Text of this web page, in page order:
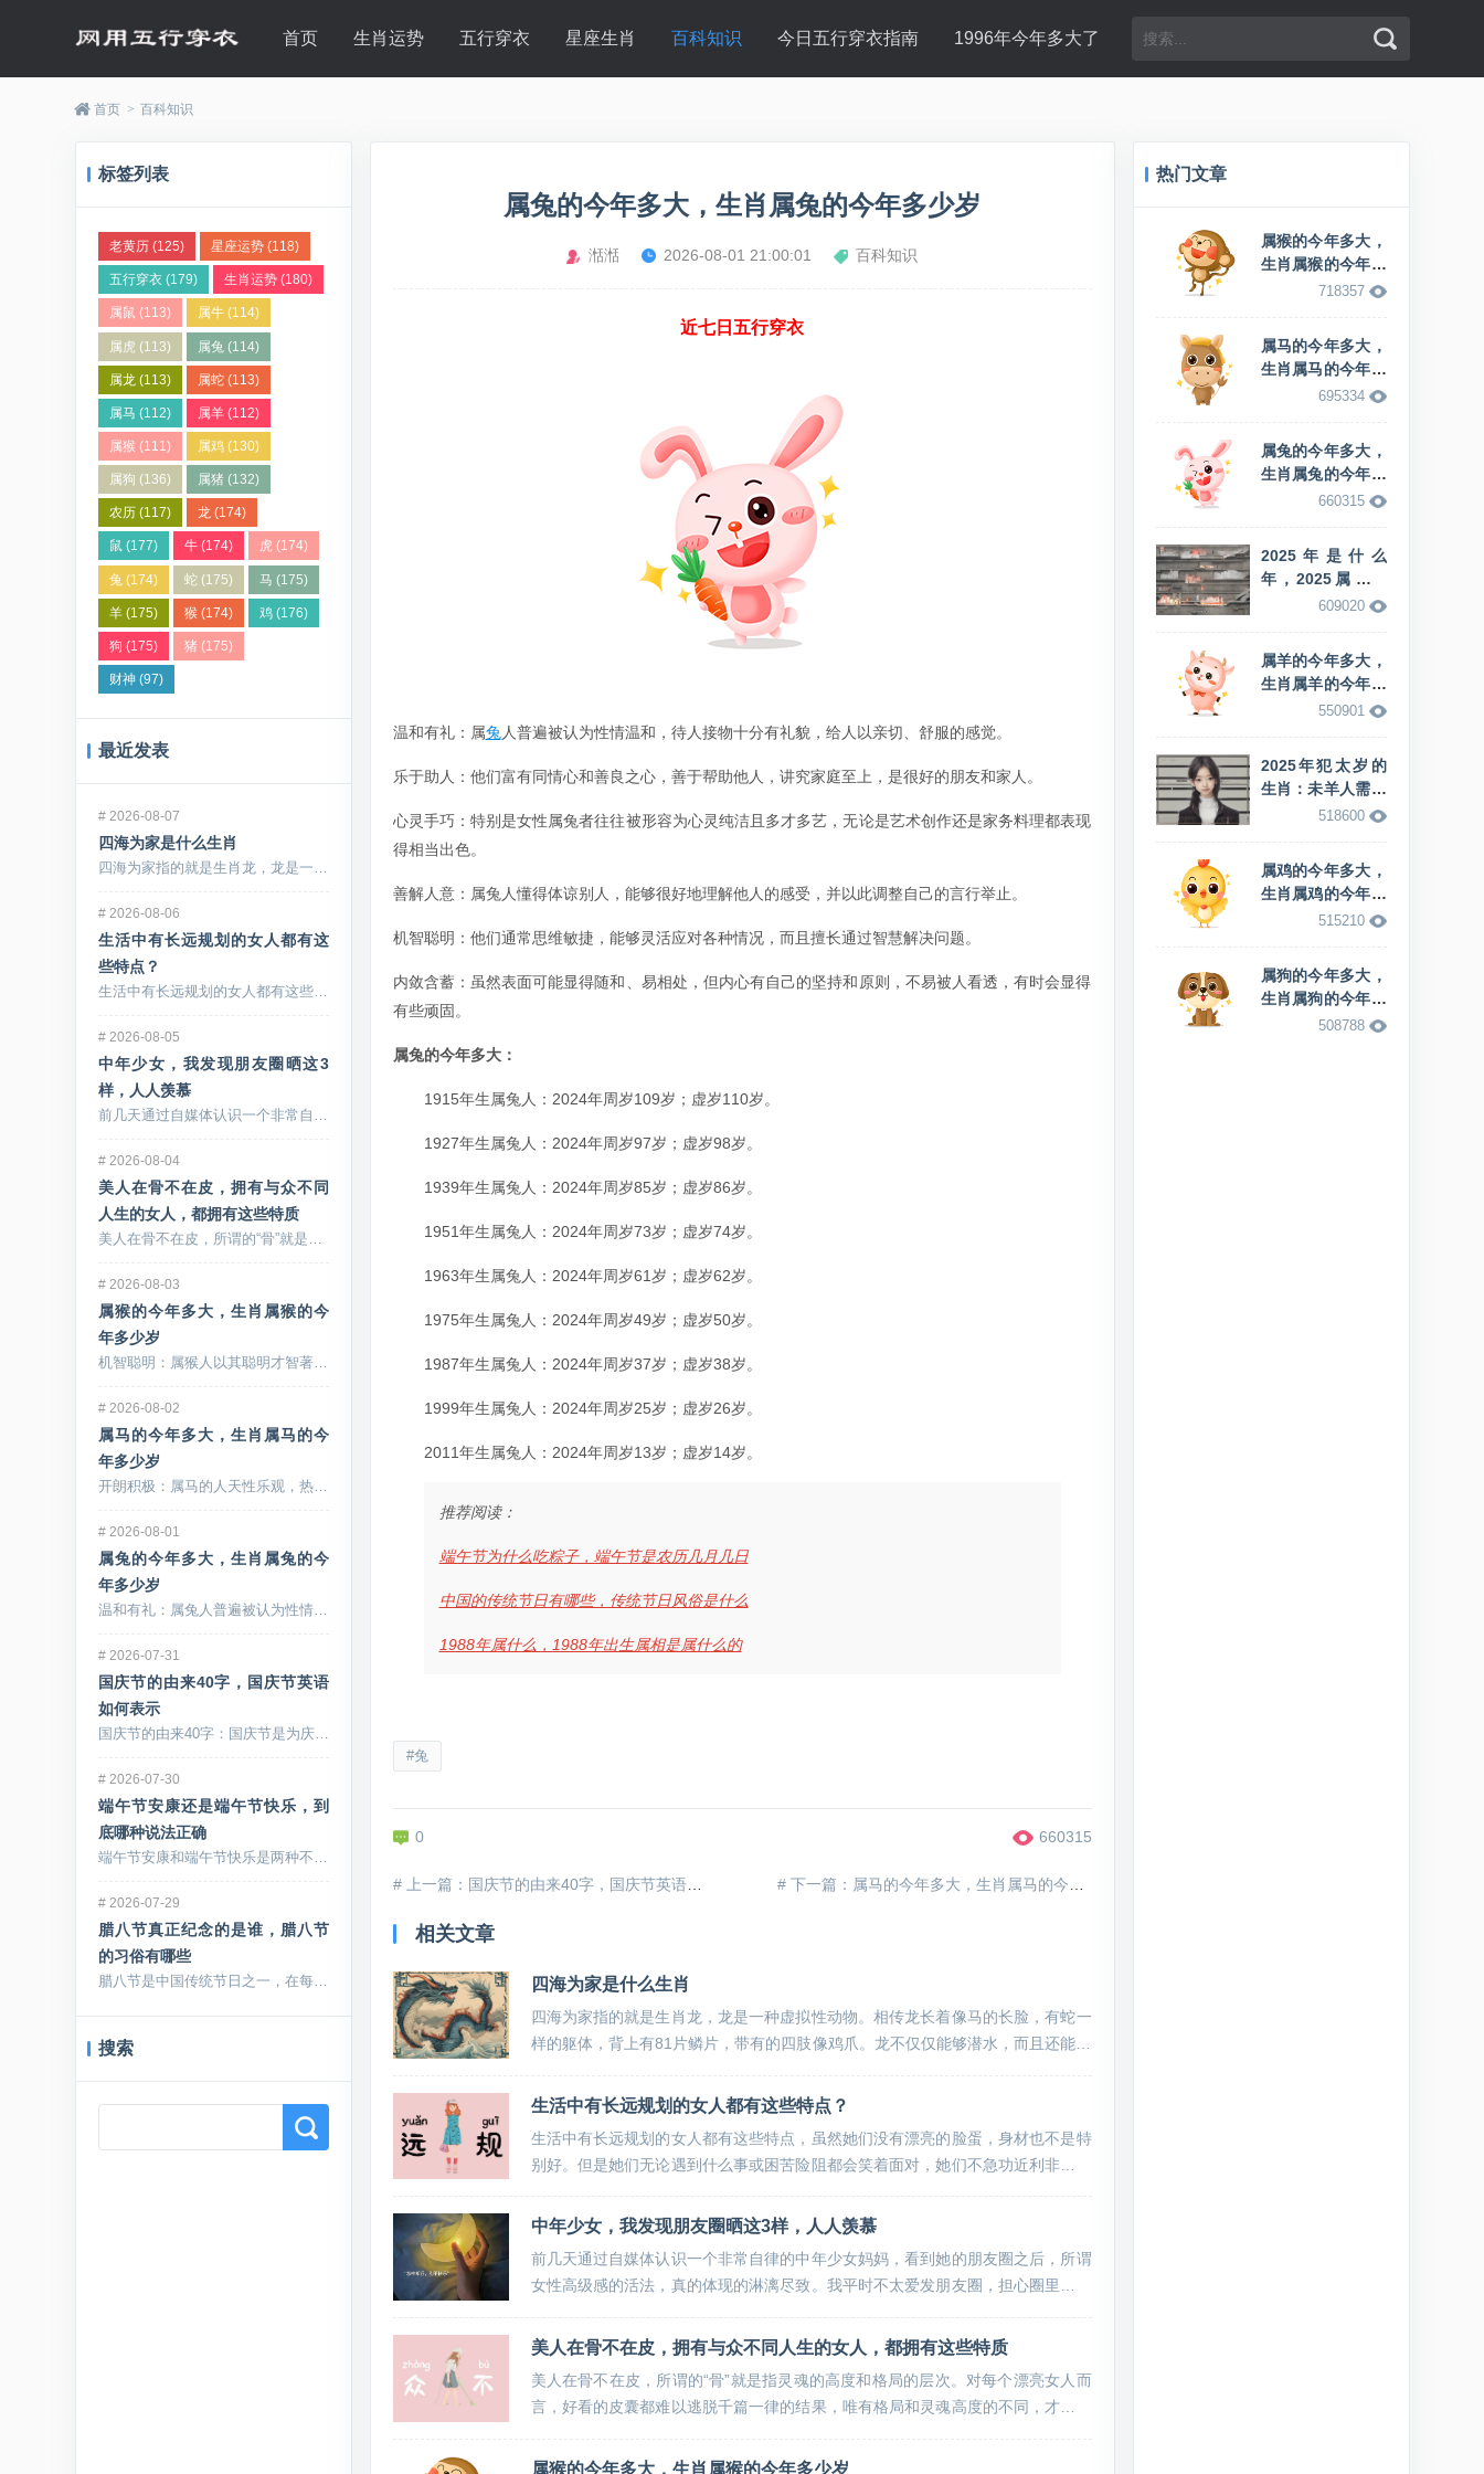
首页 生肖运势 五行穿衣 星座生肖 百科知识 今日五行穿衣指南 1996年今年多大了
首页 > 百科知识
标签列表
老黄历(125) 星座运势(118)
五行穿衣(179) 生肖运势(180)
属鼠(113) 属牛(114)
属虎 (113) 属兔 (114)
属龙(113) 属蛇(113)
属马 (112) 属羊(112)
属猴 (111) 属鸡(130)
属狗 (136) 属猪(132)
农历(117) 龙(174)
鼠(177) 牛(174) 虎(174)
兔 (174) 蛇(175) 马 (175)
羊(175) 猴(174) 鸡(176)
狗 (175) 猪(175)
财神(97)
最近发表
# 2026-08-07
四海为家是什么生肖
四海为家指的就是生肖龙，龙是一种虚拟性动物。相传龙...
# 2026-08-06
生活中有长远规划的女人都有这
些特点？
生活中有长远规划的女人都有这些特点，虽然她们没有漂...
# 2026-08-05
中年少女，我发现朋友圈晒这3
样，人人羡慕
前几天通过自媒体认识一个非常自律的中年少女妈妈，看...
# 2026-08-04
美人在骨不在皮，拥有与众不同
人生的女人，都拥有这些特质
美人在骨不在皮，所谓的“骨”就是指灵魂的高度和格局...
# 2026-08-03
属猴的今年多大，生肖属猴的今
年多少岁
机智聪明：属猴人以其聪明才智著称，善于思考和解决问...
# 2026-08-02
属马的今年多大，生肖属马的今
年多少岁
开朗积极：属马的人天性乐观，热情洋溢，他们对待生活...
# 2026-08-01
属兔的今年多大，生肖属兔的今
年多少岁
温和有礼：属兔人普遍被认为性情温和，待人接物十分有...
# 2026-07-31
国庆节的由来40字，国庆节英语
如何表示
国庆节的由来40字：国庆节是为庆祝中华人民共和国的...
# 2026-07-30
端午节安康还是端午节快乐，到
底哪种说法正确
端午节安康和端午节快乐是两种不同的祝福词语，传递着...
# 2026-07-29
腊八节真正纪念的是谁，腊八节
的习俗有哪些
腊八节是中国传统节日之一，在每年农历腊月初八庆祝。...
搜索
属兔的今年多大，生肖属兔的今年多少岁
湉湉 2026-08-01 21:00:01 百科知识
近七日五行穿衣
温和有礼：属兔 人普遍被认为性情温和，待人接物十分有礼貌，给人以亲切、舒服的感觉。
乐于助人：他们富有同情心和善良之心，善于帮助他人，讲究家庭至上，是很好的朋友和家人。
心灵手巧：特别是女性属兔者往往被形容为心灵纯洁且多才多艺，无论是艺术创作还是家务料理都表现
得相当出色。
善解人意：属兔人懂得体谅别人，能够很好地理解他人的感受，并以此调整自己的言行举止。
机智聪明：他们通常思维敏捷，能够灵活应对各种情况，而且擅长通过智慧解决问题。
内敛含蓄：虽然表面可能显得随和、易相处，但内心有自己的坚持和原则，不易被人看透，有时会显得
有些顽固。
属兔的今年多大：
1915年生属兔人：2024年周岁109岁；虚岁110岁。
1927年生属兔人：2024年周岁97岁；虚岁98岁。
1939年生属兔人：2024年周岁85岁；虚岁86岁。
1951年生属兔人：2024年周岁73岁；虚岁74岁。
1963年生属兔人：2024年周岁61岁；虚岁62岁。
1975年生属兔人：2024年周岁49岁；虚岁50岁。
1987年生属兔人：2024年周岁37岁；虚岁38岁。
1999年生属兔人：2024年周岁25岁；虚岁26岁。
2011年生属兔人：2024年周岁13岁；虚岁14岁。
推荐阅读：
端午节为什么吃粽子，端午节是农历几月几日
中国的传统节日有哪些，传统节日风俗是什么
1988年属什么，1988年出生属相是属什么的
#兔
0 660315
# 上一篇：国庆节的由来40字，国庆节英语如何表示
相关文章
四海为家是什么生肖
四海为家指的就是生肖龙，龙是一种虚拟性动物。相传龙长着像马的长脸，有蛇一
样的躯体，背上有81片鳞片，带有的四肢像鸡爪。龙不仅仅能够潜水，而且还能在
生活中有长远规划的女人都有这些特点？
生活中有长远规划的女人都有这些特点，虽然她们没有漂亮的脸蛋，身材也不是特
别好。但是她们无论遇到什么事或困苦险阻都会笑着面对，她们不急功近利非常的
中年少女，我发现朋友圈晒这3样，人人羡慕
前几天通过自媒体认识一个非常自律的中年少女妈妈，看到她的朋友圈之后，所谓
女性高级感的活法，真的体现的淋漓尽致。我平时不太爱发朋友圈，担心圈里的亲
美人在骨不在皮，拥有与众不同人生的女人，都拥有这些特质
美人在骨不在皮，所谓的“骨”就是指灵魂的高度和格局的层次。对每个漂亮女人而
言，好看的皮囊都难以逃脱千篇一律的结果，唯有格局和灵魂高度的不同，才能让
属猴的今年多大，生肖属猴的今年多少岁
热门文章
属猴的今年多大，
生肖属猴的今年多
718357
属马的今年多大，
生肖属马的今年多
695334
属兔的今年多大，
生肖属兔的今年多
660315
2025年是什么
年，2025属什么
生肖，这年的蛇命
609020
属羊的今年多大，
生肖属羊的今年多
550901
2025年犯太岁的
生肖：未羊人需警
惕运势变化518600
属鸡的今年多大，
生肖属鸡的今年多
515210
属狗的今年多大，
生肖属狗的今年多
508788